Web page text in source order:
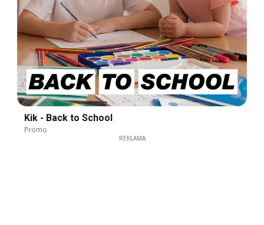
Kik - Back to School
Promo
REKLAMA